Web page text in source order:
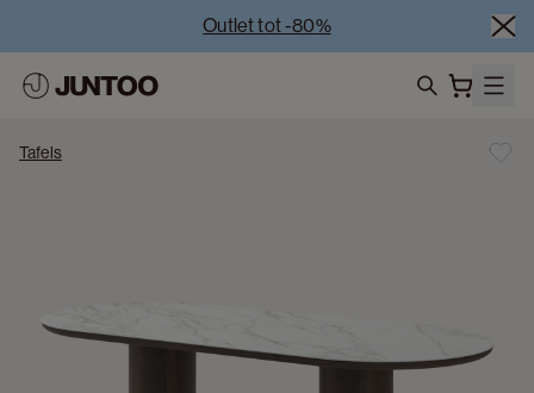
Outlet tot -80%
Tafels